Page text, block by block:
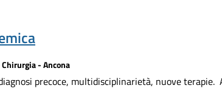
- Ancona
diagnosi precoce, multidisciplinarietà, nuove